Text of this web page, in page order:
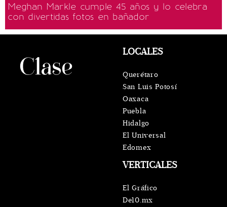
Meghan Markle cumple 45 años y lo celebra
con divertidas fotos en bañador
VERTICALES
El Gráfico
De10.mx
LOCALES
Querétaro
San Luis Potosí
Oaxaca
Puebla
Hidalgo
El Universal
Edomex